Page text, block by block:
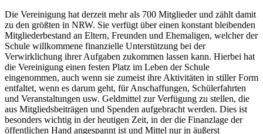
Die Vereinigung hat derzeit mehr als 700 Mitglieder und zählt damit
zu den größten in NRW. Sie verfügt über einen konstant bleibenden
Mitgliederbestand an Eltern, Freunden und Ehemaligen, welcher der
Schule willkommene finanzielle Unterstützung bei der
Verwirklichung ihrer Aufgaben zukommen lassen kann. Hierbei hat
die Vereinigung einen festen Platz im Leben der Schule
eingenommen, auch wenn sie zumeist ihre Aktivitäten in stiller Form
entfaltet, wenn es darum geht, für Anschaffungen, Schülerfahrten
und Veranstaltungen usw. Geldmittel zur Verfügung zu stellen, die
aus Mitgliedsbeiträgen und Spenden aufgebracht werden. Dies ist
besonders wichtig in der heutigen Zeit, in der die Finanzlage der
öffentlichen Hand angespannt ist und Mittel nur in äußerst